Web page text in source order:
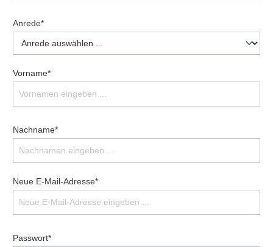
Anrede*
Vorname*
Nachname*
Neue E-Mail-Adresse*
Passwort*